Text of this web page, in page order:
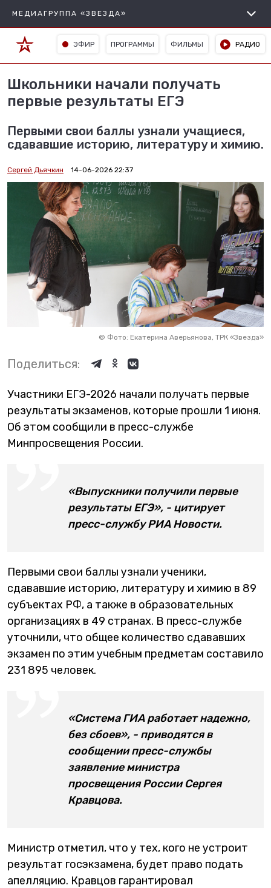
МЕДИАГРУППА «ЗВЕЗДА»
ЭФИР ПРОГРАММЫ ФИЛЬМЫ РАДИО
Школьники начали получать
первые результаты ЕГЭ
Первыми свои баллы узнали учащиеся,
сдававшие историю, литературу и химию.
Сергей Дьячкин 14-06-2026 22:37
© Фото: Екатерина Аверьянова, ТРК «Звезда»
Поделиться:
Участники ЕГЭ-2026 начали получать первые
результаты экзаменов, которые прошли 1 июня.
Об этом сообщили в пресс-службе
Минпросвещения России.
«Выпускники получили первые
результаты ЕГЭ», - цитирует
пресс-службу РИА Новости.
Первыми свои баллы узнали ученики,
сдававшие историю, литературу и химию в 89
субъектах РФ, а также в образовательных
организациях в 49 странах. В пресс-службе
уточнили, что общее количество сдававших
экзамен по этим учебным предметам составило
231 895 человек.
«Система ГИА работает надежно,
без сбоев», - приводятся в
сообщении пресс-службы
заявление министра
просвещения России Сергея
Кравцова.
Министр отметил, что у тех, кого не устроит
результат госэкзамена, будет право подать
апелляцию. Кравцов гарантировал